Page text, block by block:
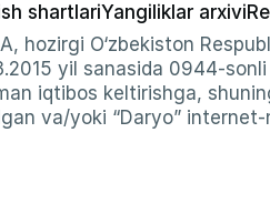
shartlariYangiliklar arxivi
hozirgi O‘zbekiston
yil sanasida 0944-
iqtibos keltirishga,
va/yoki “Daryo”